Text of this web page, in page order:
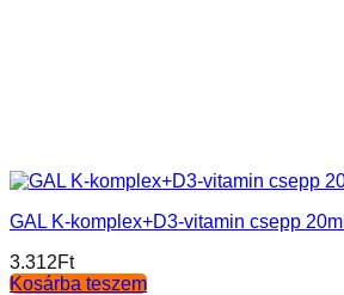
GAL K-komplex+D3-vitamin csepp 20ml
3.312Ft
Kosárba teszem